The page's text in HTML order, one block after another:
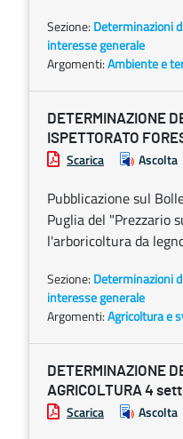
Sezione: Determinazioni
interesse generale
Argomenti:Ambiente e
DETERMINAZIONE
ISPETTORATO
Scarica Ascolta
Pubblicazione sul
Puglia del "Prezzario
l'arboricoltura da
Sezione: Determinazioni
interesse generale
Argomenti:Agricoltura e
DETERMINAZIONE
AGRICOLTURA 4
Scarica Ascolta